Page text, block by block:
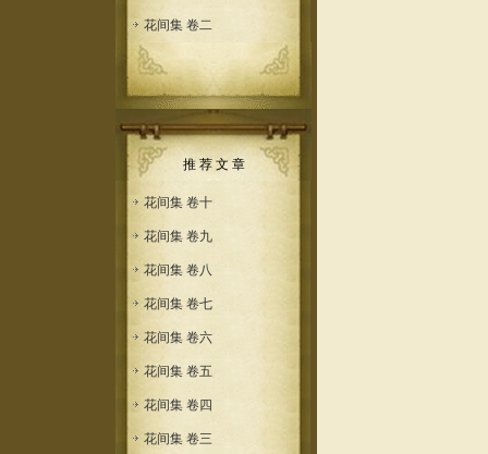
花间集 卷二
推 荐 文 章
花间集 卷十
花间集 卷九
花间集 卷八
花间集 卷七
花间集 卷六
花间集 卷五
花间集 卷四
花间集 卷三